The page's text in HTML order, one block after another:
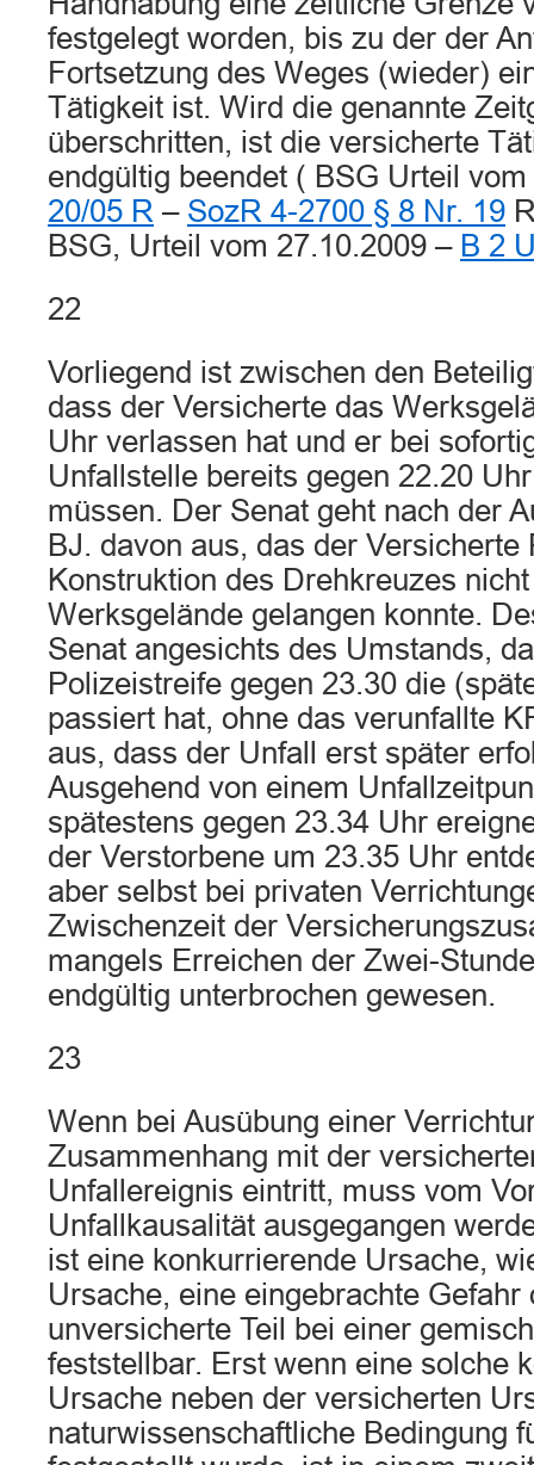
festgelegt worden, bis zu der der
Fortsetzung des Weges (wieder)
Tätigkeit ist. Wird die genannte
überschritten, ist die versicherte
endgültig beendet ( BSG Urteil
20/05 R – SozR 4-2700 § 8 Nr. 19
BSG, Urteil vom 27.10.2009 – B 2
22
Vorliegend ist zwischen den
dass der Versicherte das
Uhr verlassen hat und er bei
Unfallstelle bereits gegen 22.20
müssen. Der Senat geht nach der
BJ. davon aus, das der Versicherte
Konstruktion des Drehkreuzes
Werksgelände gelangen konnte.
Senat angesichts des Umstands,
Polizeistreife gegen 23.30 die
passiert hat, ohne das verunfallte
aus, dass der Unfall erst später
Ausgehend von einem
spätestens gegen 23.34 Uhr
der Verstorbene um 23.35 Uhr
aber selbst bei privaten
Zwischenzeit der
mangels Erreichen der Zwei-
endgültig unterbrochen gewesen.
23
Wenn bei Ausübung einer
Zusammenhang mit der
Unfallereignis eintritt, muss vom
Unfallkausalität ausgegangen
ist eine konkurrierende Ursache,
Ursache, eine eingebrachte Gefahr
unversicherte Teil bei einer
feststellbar. Erst wenn eine solche
Ursache neben der versicherten
naturwissenschaftliche Bedingung